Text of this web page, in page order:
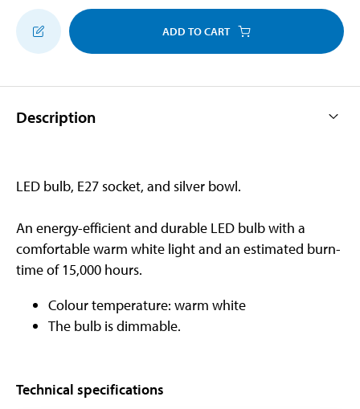
ADD TO CART
Description
LED bulb, E27 socket, and silver bowl.
An energy-efficient and durable LED bulb with a
comfortable warm white light and an estimated burn-
time of 15,000 hours.
Colour temperature: warm white
The bulb is dimmable.
Technical specifications